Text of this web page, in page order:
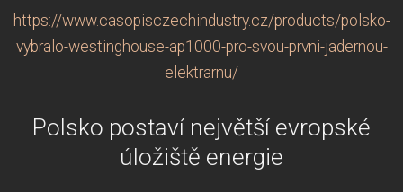
https://www.casopisczechindustry.cz/products/polsko-
vybralo-westinghouse-ap1000-pro-svou-prvni-jadernou-
elektrarnu/
Polsko postaví největší evropské
úložiště energie